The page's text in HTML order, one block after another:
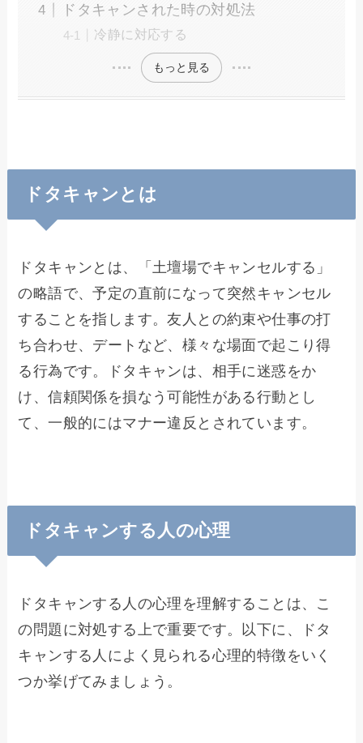
ドタキャンされた時の対処法
冷静に対応する
もっと見る
ドタキャンとは
ドタキャンとは、「土壇場でキャンセルする」
の略語で、予定の直前になって突然キャンセル
することを指します。友人との約束や仕事の打
ち合わせ、デートなど、様々な場面で起こり得
る行為です。ドタキャンは、相手に迷惑をか
け、信頼関係を損なう可能性がある行動とし
て、一般的にはマナー違反とされています。
ドタキャンする人の心理
ドタキャンする人の心理を理解することは、こ
の問題に対処する上で重要です。以下に、ドタ
キャンする人によく見られる心理的特徴をいく
つか挙げてみましょう。